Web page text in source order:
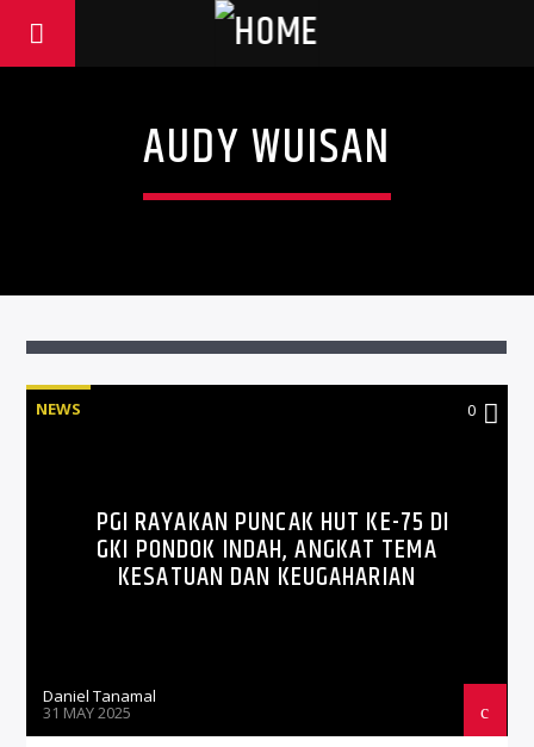
AUDY WUISAN
NEWS 0
PGI RAYAKAN PUNCAK HUT KE-75 DI
GKI PONDOK INDAH, ANGKAT TEMA
KESATUAN DAN KEUGAHARIAN
Daniel Tanamal
31 MAY 2025